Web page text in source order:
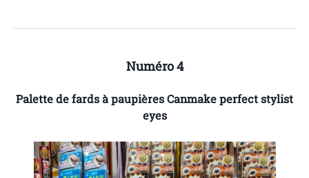
Numéro 4
Palette de fards à paupières Canmake perfect stylist
eyes